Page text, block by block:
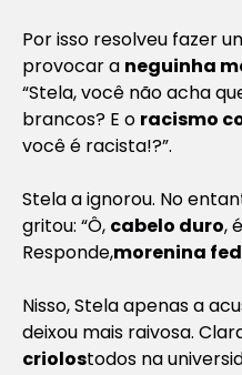
Por isso resolveu fazer
provocar a neguinha
“Stela, você não acha
brancos? E o racismo
você é racista!?”.
Stela a ignorou. No
gritou: “Ô, cabelo duro,
Responde,morenina
Nisso, Stela apenas a
deixou mais raivosa.
criolostodos na